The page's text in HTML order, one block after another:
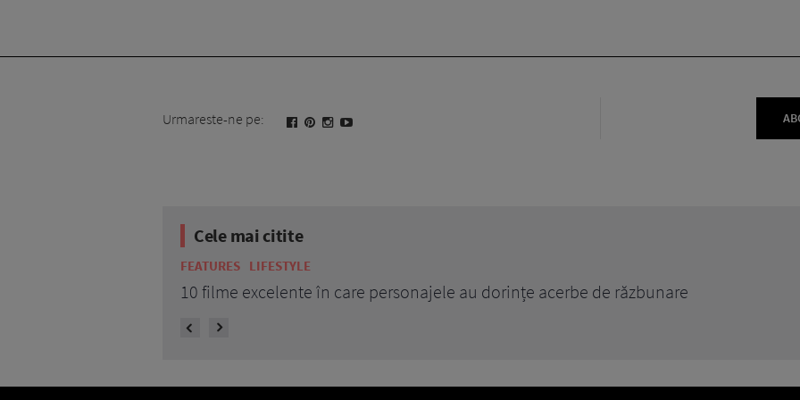
Urmareste-ne pe:
Cele mai citite
FEATURES LIFESTYLE
10 filme excelente în care personajele au dorințe acerbe de răzbunare